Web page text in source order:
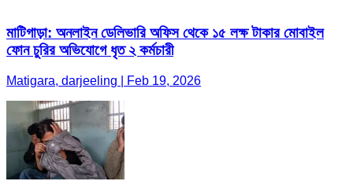
মাটিগাড়া: অনলাইন ডেলিভারি অফিস থেকে ১৫ লক্ষ টাকার মোবাইল
ফোন চুরির অভিযোগে ধৃত ২ কর্মচারী
Matigara, darjeeling | Feb 19, 2026